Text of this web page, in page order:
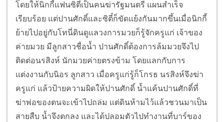
โดยให้นิกกี้แฟนซิตี๋เป็นคนฆ่ารัฐมนตรี แผนสำเร็จ
เรียบร้อย แต่ปานศักดิ์และซิตี๋ก็ขัดแย้งกันมากขึ้นเมื่อนิกกี้
ย้ายไปอยู่กับโทนี่ดินดูแลวงการมวยก็รู้จักครูแก่ เจ้าของ
ค่ายมวย มีลูกสาวชื่อน้ำ ปานศักดิ์ต้องการล้มมวยจึงไป
ติดต่อนรสิงห์ นักมวยค่ายตรงข้าม โดยแลกกับการ
แต่งงานกับนิอร ลูกสาว เมื่อครูแก่รู้ก็โกรธ นรสิงห์จึงฆ่า
ครูแก่ แล้วป้ายความผิดให้ปานศักดิ์ น้ำแค้นปานศักดิ์ที่
ฆ่าพ่อของตนจะเข้าไปถล่ม แต่ดินห้ามไว้แล้วชวนมาเป็น
สายสืบ น้ำจึงตกลง และได้ปลอมตัวไปทำงานที่บาร์ของ